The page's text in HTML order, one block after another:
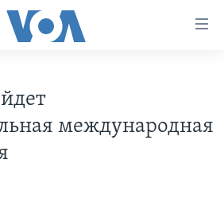
ИСТОРИЯ
международная